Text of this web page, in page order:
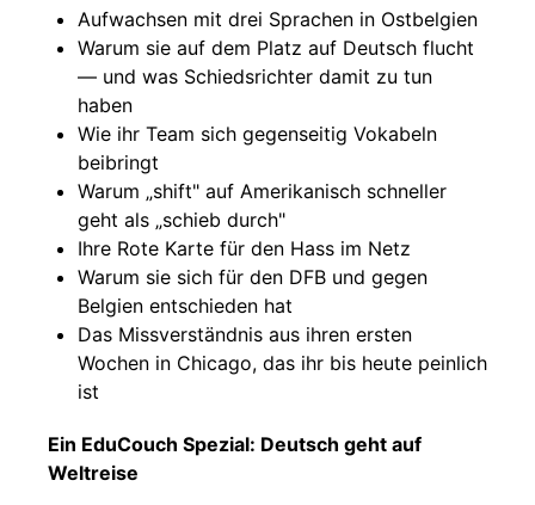
Aufwachsen mit drei Sprachen in Ostbelgien
Warum sie auf dem Platz auf Deutsch flucht
— und was Schiedsrichter damit zu tun
haben
Wie ihr Team sich gegenseitig Vokabeln
beibringt
Warum „shift" auf Amerikanisch schneller
geht als „schieb durch"
Ihre Rote Karte für den Hass im Netz
Warum sie sich für den DFB und gegen
Belgien entschieden hat
Das Missverständnis aus ihren ersten
Wochen in Chicago, das ihr bis heute peinlich
ist
Ein EduCouch Spezial: Deutsch geht auf
Weltreise